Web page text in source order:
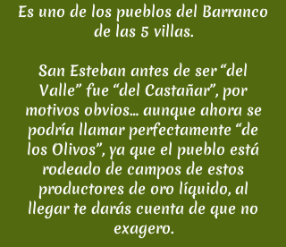
Es uno de los pueblos del Barranco
de las 5 villas.
San Esteban antes de ser “del
Valle” fue “del Castañar”, por
motivos obvios… aunque ahora se
podría llamar perfectamente “de
los Olivos”, ya que el pueblo está
rodeado de campos de estos
productores de oro líquido, al
llegar te darás cuenta de que no
exagero.